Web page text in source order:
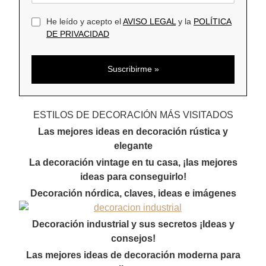
He leído y acepto elAVISO LEGAL y la POLÍTICA
DE PRIVACIDAD
ESTILOS DE DECORACIÓN MÁS VISITADOS
Las mejores ideas en decoración rústica y
elegante
La decoración vintage en tu casa, ¡las mejores
ideas para conseguirlo!
Decoración nórdica, claves, ideas e imágenes
Decoración industrial y sus secretos ¡Ideas y
consejos!
Las mejores ideas de decoración moderna para